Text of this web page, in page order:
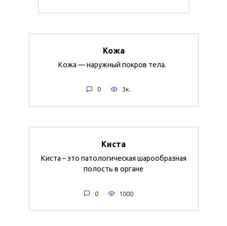
Кожа
Кожа — наружный покров тела.
0 3к.
Киста
Киста – это патологическая шарообразная
полость в органе
0 1000